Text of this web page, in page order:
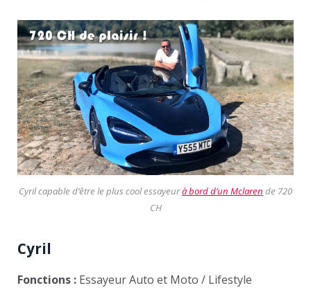
Cyril capable d’être le plus cool essayeurà bord d’un Mclaren de 720
CH
Cyril
Fonctions : Essayeur Auto et Moto / Lifestyle